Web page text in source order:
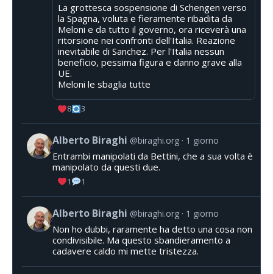
La grottesca sospensione di Schengen verso
la Spagna, voluta e fieramente ribadita da
Meloni e da tutto il governo, ora riceverà una
ritorsione nei confronti dell'Italia. Reazione
inevitabile di Sanchez. Per l'Italia nessun
beneficio, pessima figura e danno grave alla
UE.
Meloni le sbaglia tutte
8 3
Alberto Biraghi @biraghi.org 1 giorno
Entrambi manipolati da Bettini, che a sua volta è
manipolato da questi due.
1 1
Alberto Biraghi @biraghi.org 1 giorno
Non ho dubbi, raramente ha detto una cosa non
condivisibile. Ma questo sbandieramento a
cadavere caldo mi mette tristezza.